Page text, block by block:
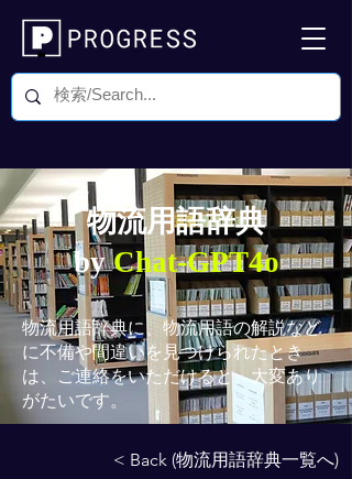
物流用語辞典
byChat-GPT4o
物流用語辞典に、物流用語の解説など
に不備や間違いを見つけられたとき
は、ご連絡をいただけると、大変あり
がたいです。
< Back (物流用語辞典一覧へ)